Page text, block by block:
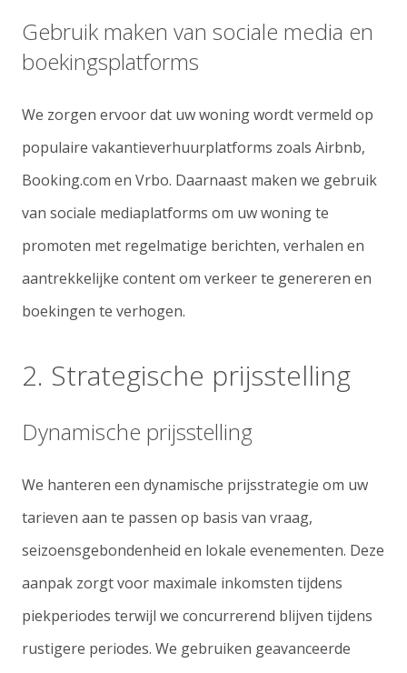
Gebruik maken van sociale media en
boekingsplatforms
We zorgen ervoor dat uw woning wordt vermeld op
populaire vakantieverhuurplatforms zoals Airbnb,
Booking.com en Vrbo. Daarnaast maken we gebruik
van sociale mediaplatforms om uw woning te
promoten met regelmatige berichten, verhalen en
aantrekkelijke content om verkeer te genereren en
boekingen te verhogen.
2. Strategische prijsstelling
Dynamische prijsstelling
We hanteren een dynamische prijsstrategie om uw
tarieven aan te passen op basis van vraag,
seizoensgebondenheid en lokale evenementen. Deze
aanpak zorgt voor maximale inkomsten tijdens
piekperiodes terwijl we concurrerend blijven tijdens
rustigere periodes. We gebruiken geavanceerde